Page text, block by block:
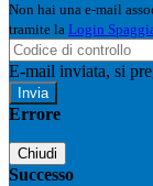
Non hai una e-mail
tramite la Login
E-mail inviata, si
Errore
Chiudi
Successo